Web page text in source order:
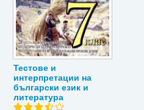
Тестове и
интерпретации на
български език и
литература